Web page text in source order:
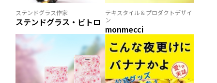
ステンドグラス作家
ステンドグラス・ビトロ
テキスタイル＆プロダクトデザイ
ン
monmecci